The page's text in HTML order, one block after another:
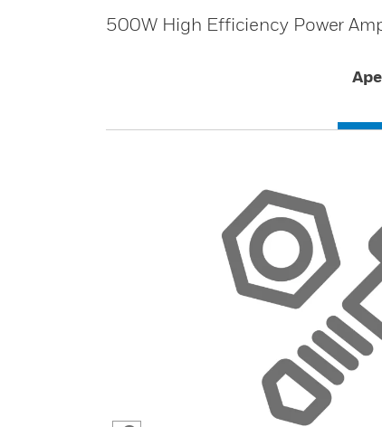
500W High Efficiency Power